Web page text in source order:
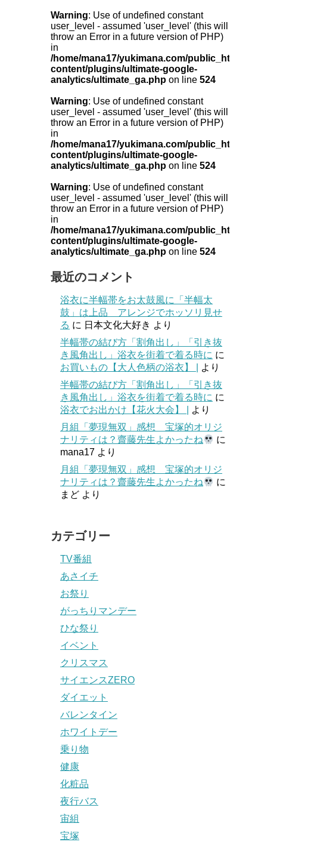
Warning: Use of undefined constant
user_level - assumed 'user_level' (this will
throw an Error in a future version of PHP)
in
/home/mana17/yukimana.com/public_html/wp-
content/plugins/ultimate-google-
analytics/ultimate_ga.php on line 524
Warning: Use of undefined constant
user_level - assumed 'user_level' (this will
throw an Error in a future version of PHP)
in
/home/mana17/yukimana.com/public_html/wp-
content/plugins/ultimate-google-
analytics/ultimate_ga.php on line 524
Warning: Use of undefined constant
user_level - assumed 'user_level' (this will
throw an Error in a future version of PHP)
in
/home/mana17/yukimana.com/public_html/wp-
content/plugins/ultimate-google-
analytics/ultimate_ga.php on line 524
最近のコメント
浴衣に半幅帯をお太鼓風に「半幅太
鼓」は上品 アレンジでホッソリ見せ
る に 日本文化大好き より
半幅帯の結び方「割角出し」「引き抜
き風角出し」浴衣を街着で着る時に に
お買いもの【大人色柄の浴衣】 |
より
半幅帯の結び方「割角出し」「引き抜
き風角出し」浴衣を街着で着る時に に
浴衣でお出かけ【花火大会】 |
より
月組「夢現無双」感想 宝塚的オリジ
ナリティは？齋藤先生よかったね
に
mana17 より
月組「夢現無双」感想 宝塚的オリジ
ナリティは？齋藤先生よかったね
に
まど より
カテゴリー
TV番組
あさイチ
お祭り
がっちりマンデー
ひな祭り
イベント
クリスマス
サイエンスZERO
ダイエット
バレンタイン
ホワイトデー
乗り物
健康
化粧品
夜行バス
宙組
宝塚